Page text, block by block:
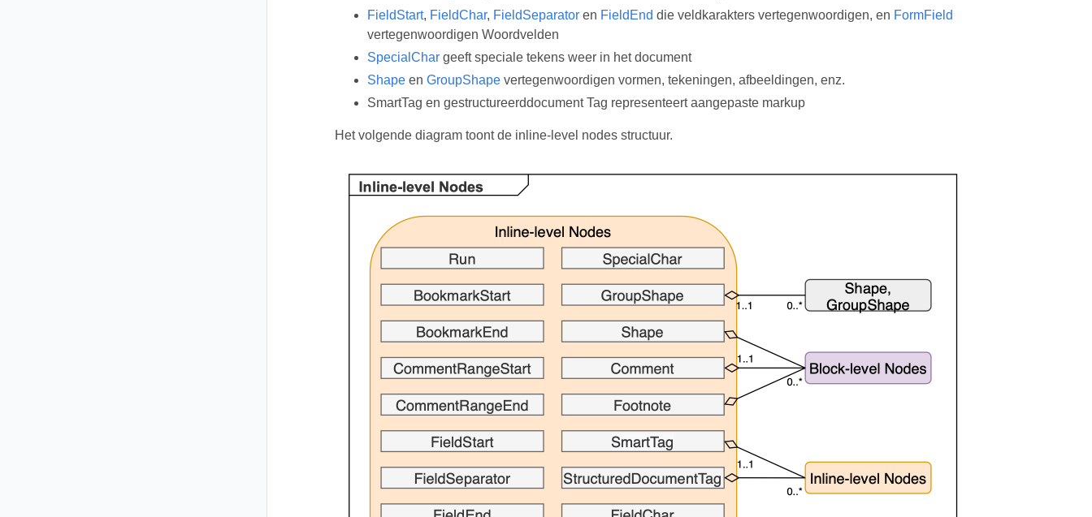
FieldStart, FieldChar, FieldSeparatoren FieldEnd die veldkarakters vertegenwoordigen, en FormField
vertegenwoordigen Woordvelden
SpecialChargeeft speciale tekens weer in het document
Shapeen GroupShapevertegenwoordigen vormen, tekeningen, afbeeldingen, enz.
SmartTag en gestructureerddocument Tag representeert aangepaste markup
Het volgende diagram toont de inline-level nodes structuur.